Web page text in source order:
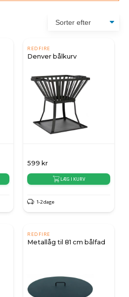
REDFIRE
Denver bålkurv
599 kr
LÆG I KURV
1-2 dage
REDFIRE
Metallåg til 81 cm bålfad